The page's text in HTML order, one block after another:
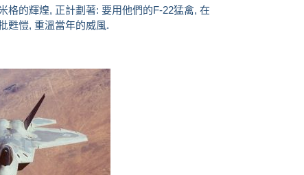
格的輝煌, 正計劃著: 要用他們的F-22猛禽, 在
甦愷, 重溫當年的威風.